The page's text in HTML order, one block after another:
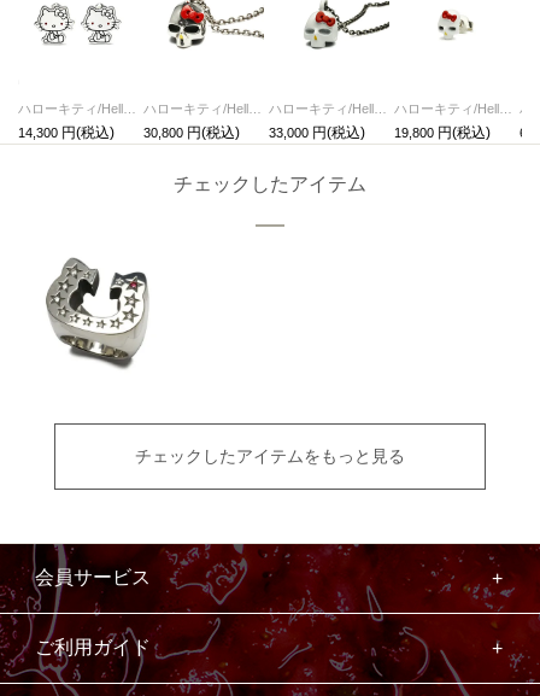
14,300
30,800
33,000
19,800
チェックしたアイテム
チェックしたアイテムをもっと見る
会員サービス
ご利用ガイド